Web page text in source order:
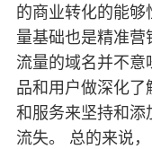
的商业转化的能
量基础也是精准营
流量的域名并不意
品和用户做深化了
和服务来坚持和添
流失。 总的来说